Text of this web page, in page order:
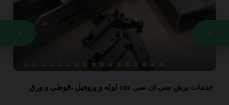
خدمات برش سی ان سی cnc لوله و پروفیل ،قوطی و ورق